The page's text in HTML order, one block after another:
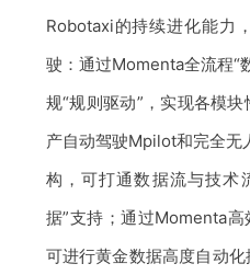
Robotaxi的持续进化能力
驶 ：通过Momenta全流程“
规“规则驱动”，实现各模块
产自动驾驶Mpilot和完全无
构， 可打通数据流与技术
据”支持；通过Momenta高
可进行黄金数据高度自动